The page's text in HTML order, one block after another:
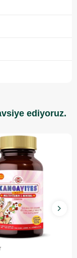
ediyoruz.